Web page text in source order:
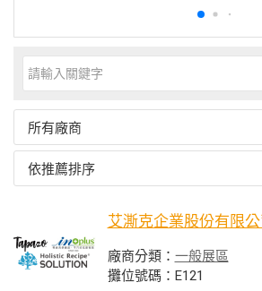
所有廠商
依推薦排序
艾澌克企業股份有限公
廠商分類： 一般展區
攤位號碼：E121